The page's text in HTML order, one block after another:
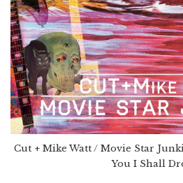
Cut + Mike Watt / Movie Star
You I Shall